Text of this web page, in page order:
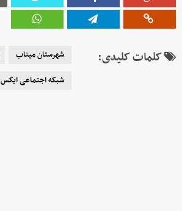
کلمات کلیدی: شهرستان میناب
شبکه اجتماعی ایکس